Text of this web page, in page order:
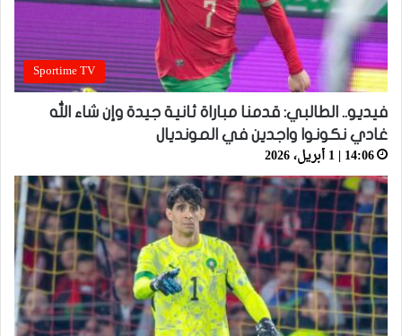
Sportime TV
فيديو.. الطالبي: قدمنا مباراة ثانية جيدة وإن شاء الله
غادي نكونوا واجدين في المونديال
14:06 | 1 أبريل، 2026